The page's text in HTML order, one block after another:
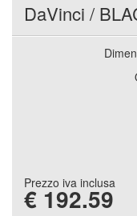
DaVinci /
Prezzo iva inclusa
€ 192.59